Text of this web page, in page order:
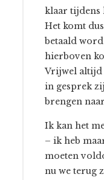
klaar tijdens
Het komt
betaald
hierboven
Vrijwel altijd
in gesprek
brengen
Ik kan het
– ik heb
moeten
nu we terug